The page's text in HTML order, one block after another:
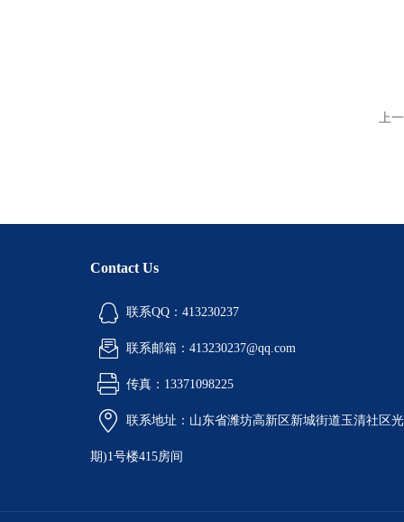
上
Contact Us
联系QQ：413230237
联系邮箱：413230237@qq.com
传真：13371098225
联系地址：山东省潍坊高新区新城街道玉清社区
期)1号楼415房间